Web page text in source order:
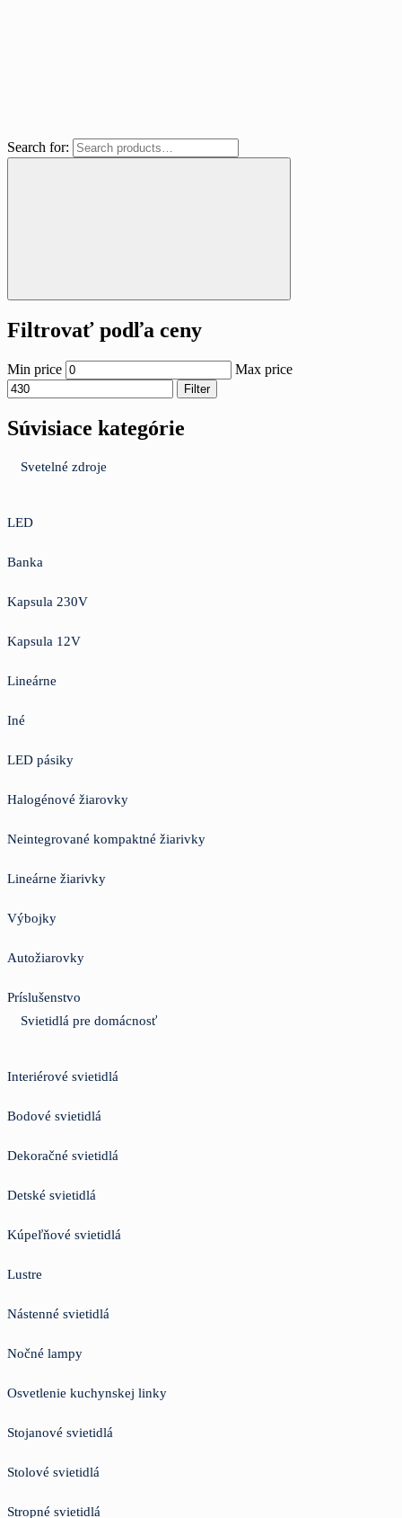
Search for:
Filtrovať podľa ceny
Min price Max price
Filter
Súvisiace kategórie
Svetelné zdroje
LED
Banka
Kapsula 230V
Kapsula 12V
Lineárne
Iné
LED pásiky
Halogénové žiarovky
Neintegrované kompaktné žiarivky
Lineárne žiarivky
Výbojky
Autožiarovky
Príslušenstvo
Svietidlá pre domácnosť
Interiérové svietidlá
Bodové svietidlá
Dekoračné svietidlá
Detské svietidlá
Kúpeľňové svietidlá
Lustre
Nástenné svietidlá
Nočné lampy
Osvetlenie kuchynskej linky
Stojanové svietidlá
Stolové svietidlá
Stropné svietidlá